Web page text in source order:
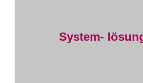
System-